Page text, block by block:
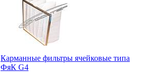
Карманные фильтры ячейковые типа
ФяК G4